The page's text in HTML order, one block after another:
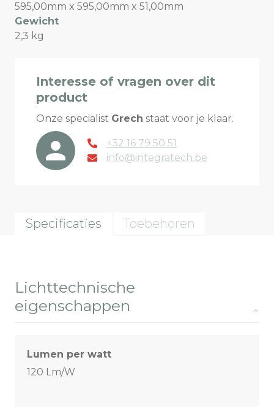
595,00mm x 595,00mm x 51,00mm
Gewicht
2,3 kg
Interesse of vragen over dit
product
Onze specialist Grech staat voor je klaar.
+32 16 79 50 51
info@integratech.be
Specificaties Toebehoren
Lichttechnische
eigenschappen
Lumen per watt
120 Lm/W